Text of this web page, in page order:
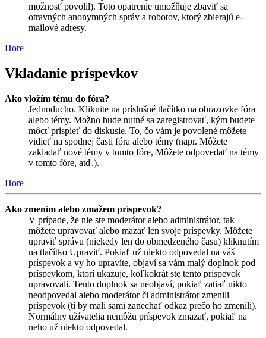
možnosť povolil). Toto opatrenie umožňuje zbaviť sa
otravných anonymných správ a robotov, ktorý zbierajú e-
mailové adresy.
Hore
Vkladanie príspevkov
Ako vložím tému do fóra?
Jednoducho. Kliknite na príslušné tlačítko na obrazovke fóra
alebo témy. Možno bude nutné sa zaregistrovať, kým budete
môcť prispieť do diskusie. To, čo vám je povolené môžete
vidieť na spodnej časti fóra alebo témy (napr. Môžete
zakladať nové témy v tomto fóre, Môžete odpovedať na témy
v tomto fóre, atď.).
Hore
Ako zmením alebo zmažem príspevok?
V prípade, že nie ste moderátor alebo administrátor, tak
môžete upravovať alebo mazať len svoje príspevky. Môžete
upraviť správu (niekedy len do obmedzeného času) kliknutím
na tlačítko Upraviť. Pokiaľ už niekto odpovedal na váš
príspevok a vy ho upravíte, objaví sa vám malý doplnok pod
príspevkom, ktorí ukazuje, koľkokrát ste tento príspevok
upravovali. Tento doplnok sa neobjaví, pokiaľ zatiaľ nikto
neodpovedal alebo moderátor či administrátor zmenili
príspevok (tí by mali sami zanechať odkaz prečo ho zmenili).
Normálny užívatelia nemôžu príspevok zmazať, pokiaľ na
neho už niekto odpovedal.